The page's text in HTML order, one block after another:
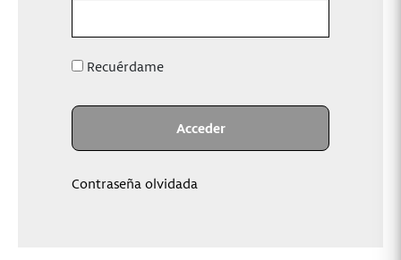
Recuérdame
Contraseña olvidada